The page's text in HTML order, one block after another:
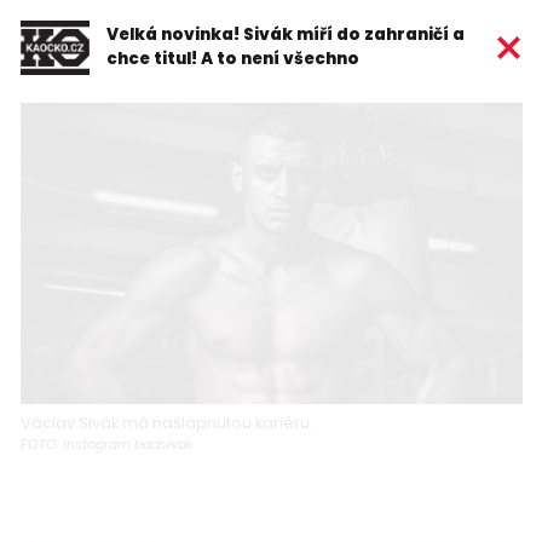
Velká novinka! Sivák míří do zahraničí a
chce titul! A to není všechno